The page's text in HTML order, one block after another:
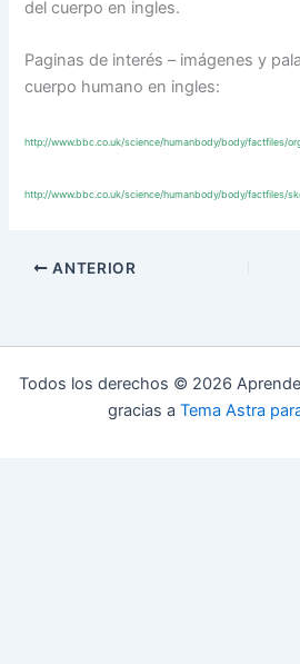
del cuerpo en ingles.
Paginas de interés – imágenes y
cuerpo humano en ingles:
http://www.bbc.co.uk/science/humanbody/body/factfiles/
http://www.bbc.co.uk/science/humanbody/body/factfiles/
ANTERIOR
Todos los derechos © 2026
gracias a Tema Astra